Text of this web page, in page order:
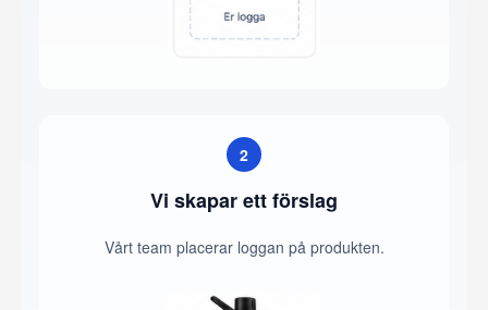
2
Vi skapar ett förslag
Vårt team placerar loggan på produkten.